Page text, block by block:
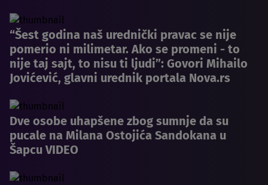
“Šest godina naš urednički pravac se nije
pomerio ni milimetar. Ako se promeni - to
nije taj sajt, to nisu ti ljudi”: Govori Mihailo
Jovićević, glavni urednik portala Nova.rs
Dve osobe uhapšene zbog sumnje da su
pucale na Milana Ostojića Sandokana u
Šapcu VIDEO